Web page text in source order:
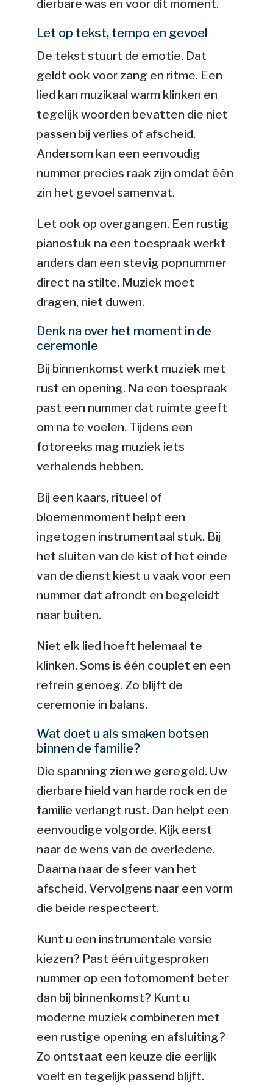
dierbare was en voor dit moment.
Let op tekst, tempo en gevoel
De tekst stuurt de emotie. Dat
geldt ook voor zang en ritme. Een
lied kan muzikaal warm klinken en
tegelijk woorden bevatten die niet
passen bij verlies of afscheid.
Andersom kan een eenvoudig
nummer precies raak zijn omdat één
zin het gevoel samenvat.
Let ook op overgangen. Een rustig
pianostuk na een toespraak werkt
anders dan een stevig popnummer
direct na stilte. Muziek moet
dragen, niet duwen.
Denk na over het moment in de
ceremonie
Bij binnenkomst werkt muziek met
rust en opening. Na een toespraak
past een nummer dat ruimte geeft
om na te voelen. Tijdens een
fotoreeks mag muziek iets
verhalends hebben.
Bij een kaars, ritueel of
bloemenmoment helpt een
ingetogen instrumentaal stuk. Bij
het sluiten van de kist of het einde
van de dienst kiest u vaak voor een
nummer dat afrondt en begeleidt
naar buiten.
Niet elk lied hoeft helemaal te
klinken. Soms is één couplet en een
refrein genoeg. Zo blijft de
ceremonie in balans.
Wat doet u als smaken botsen
binnen de familie?
Die spanning zien we geregeld. Uw
dierbare hield van harde rock en de
familie verlangt rust. Dan helpt een
eenvoudige volgorde. Kijk eerst
naar de wens van de overledene.
Daarna naar de sfeer van het
afscheid. Vervolgens naar een vorm
die beide respecteert.
Kunt u een instrumentale versie
kiezen? Past één uitgesproken
nummer op een fotomoment beter
dan bij binnenkomst? Kunt u
moderne muziek combineren met
een rustige opening en afsluiting?
Zo ontstaat een keuze die eerlijk
voelt en tegelijk passend blijft.